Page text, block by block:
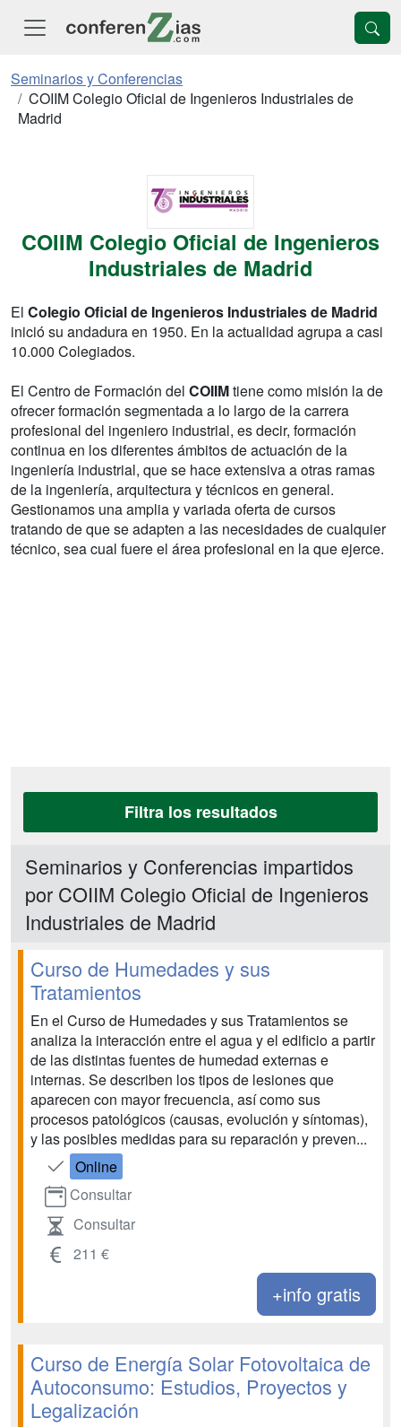
Seminarios y Conferencias
COIIM Colegio Oficial de Ingenieros Industriales de
Madrid
COIIM Colegio Oficial de Ingenieros
Industriales de Madrid
El Colegio Oficial de Ingenieros Industriales de Madrid
inició su andadura en 1950. En la actualidad agrupa a casi
10.000 Colegiados.
El Centro de Formación del COIIMtiene como misión la de
ofrecer formación segmentada a lo largo de la carrera
profesional del ingeniero industrial, es decir, formación
continua en los diferentes ámbitos de actuación de la
ingeniería industrial, que se hace extensiva a otras ramas
de la ingeniería, arquitectura y técnicos en general.
Gestionamos una amplia y variada oferta de cursos
tratando de que se adapten a las necesidades de cualquier
técnico, sea cual fuere el área profesional en la que ejerce.
Filtra los resultados
Seminarios y Conferencias impartidos
por COIIM Colegio Oficial de Ingenieros
Industriales de Madrid
Curso de Humedades y sus
Tratamientos
En el Curso de Humedades y sus Tratamientos se
analiza la interacción entre el agua y el edificio a partir
de las distintas fuentes de humedad externas e
internas. Se describen los tipos de lesiones que
aparecen con mayor frecuencia, así como sus
procesos patológicos (causas, evolución y síntomas),
y las posibles medidas para su reparación y preven...
Online
Consultar
Consultar
211 €
+info gratis
Curso de Energía Solar Fotovoltaica de
Autoconsumo: Estudios, Proyectos y
Legalización